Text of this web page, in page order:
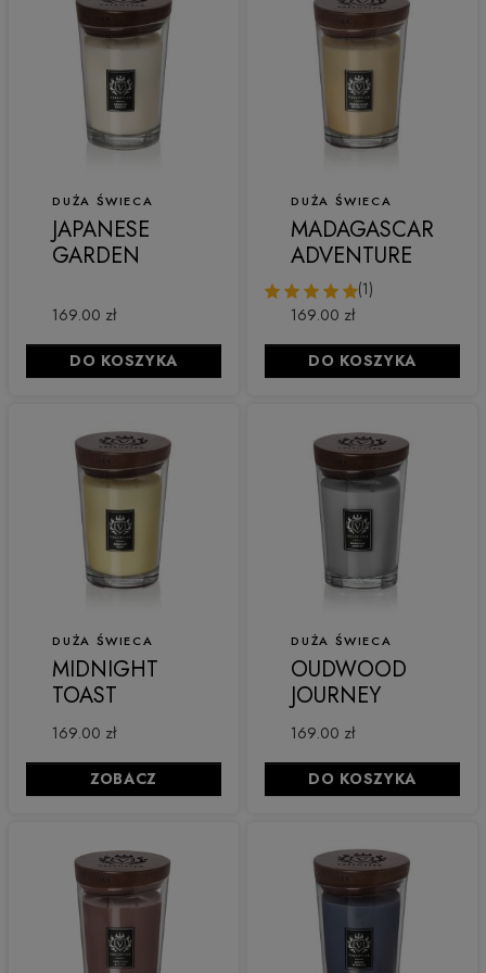
DUŻA ŚWIECA
JAPANESE
GARDEN
169.00 zł
DO KOSZYKA
DUŻA ŚWIECA
MADAGASCAR
ADVENTURE
(1)
169.00 zł
DO KOSZYKA
DUŻA ŚWIECA
MIDNIGHT
TOAST
169.00 zł
ZOBACZ
DUŻA ŚWIECA
OUDWOOD
JOURNEY
169.00 zł
DO KOSZYKA